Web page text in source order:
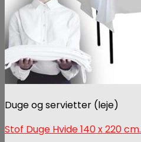
Duge og servietter (leje)
Stof Duge Hvide 140 x 220 cm.